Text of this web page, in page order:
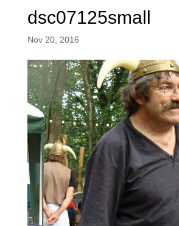
dsc07125small
Nov 20, 2016